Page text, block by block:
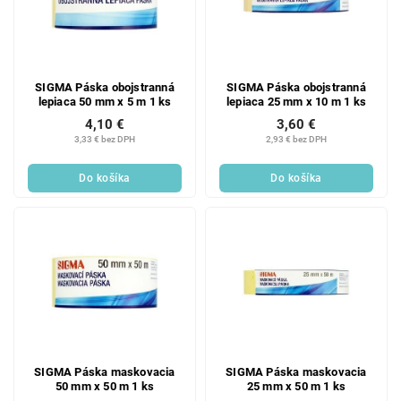
SIGMA Páska obojstranná
lepiaca 50 mm x 5 m 1 ks
3,33 € bez DPH
4,10 €
Do košíka
SIGMA Páska obojstranná
lepiaca 25 mm x 10 m 1 ks
2,93 € bez DPH
3,60 €
Do košíka
SIGMA Páska maskovacia
50 mm x 50 m 1 ks
SIGMA Páska maskovacia
25 mm x 50 m 1 ks